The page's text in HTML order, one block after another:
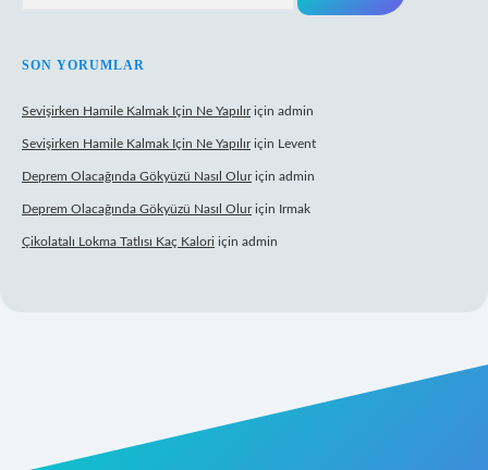
SON YORUMLAR
Sevişirken Hamile Kalmak Için Ne Yapılıriçin admin
Sevişirken Hamile Kalmak Için Ne Yapılıriçin Levent
Deprem Olacağında Gökyüzü Nasıl Oluriçin admin
Deprem Olacağında Gökyüzü Nasıl Oluriçin Irmak
Çikolatalı Lokma Tatlısı Kaç Kalori için admin